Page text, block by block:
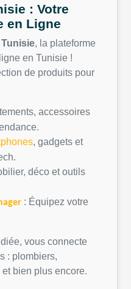
: Votre
en Ligne
Tunisie, la plateforme
ligne en Tunisie !
de produits pour
, accessoires
, gadgets et
déco etoutils
: Équipez votre
, vous connecte
: plombiers,
et bien plus encore.